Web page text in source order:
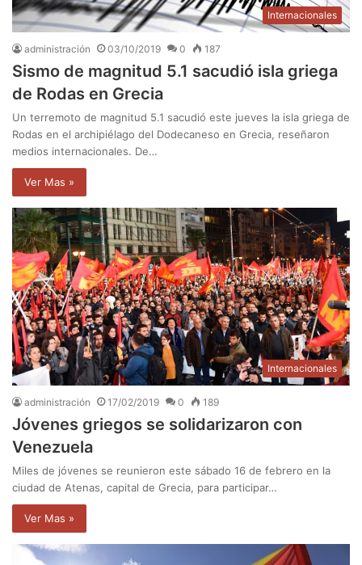
Internacionales
administración 03/10/2019 0 187
Sismo de magnitud 5.1 sacudió isla griega
de Rodas en Grecia
Un terremoto de magnitud 5.1 sacudió este jueves la isla griega de
Rodas en el archipiélago del Dodecaneso en Grecia, reseñaron
medios internacionales. De…
Ver Mas »
Internacionales
administración 17/02/2019 0 189
Jóvenes griegos se solidarizaron con
Venezuela
Miles de jóvenes se reunieron este sábado 16 de febrero en la
ciudad de Atenas, capital de Grecia, para participar…
Ver Mas »